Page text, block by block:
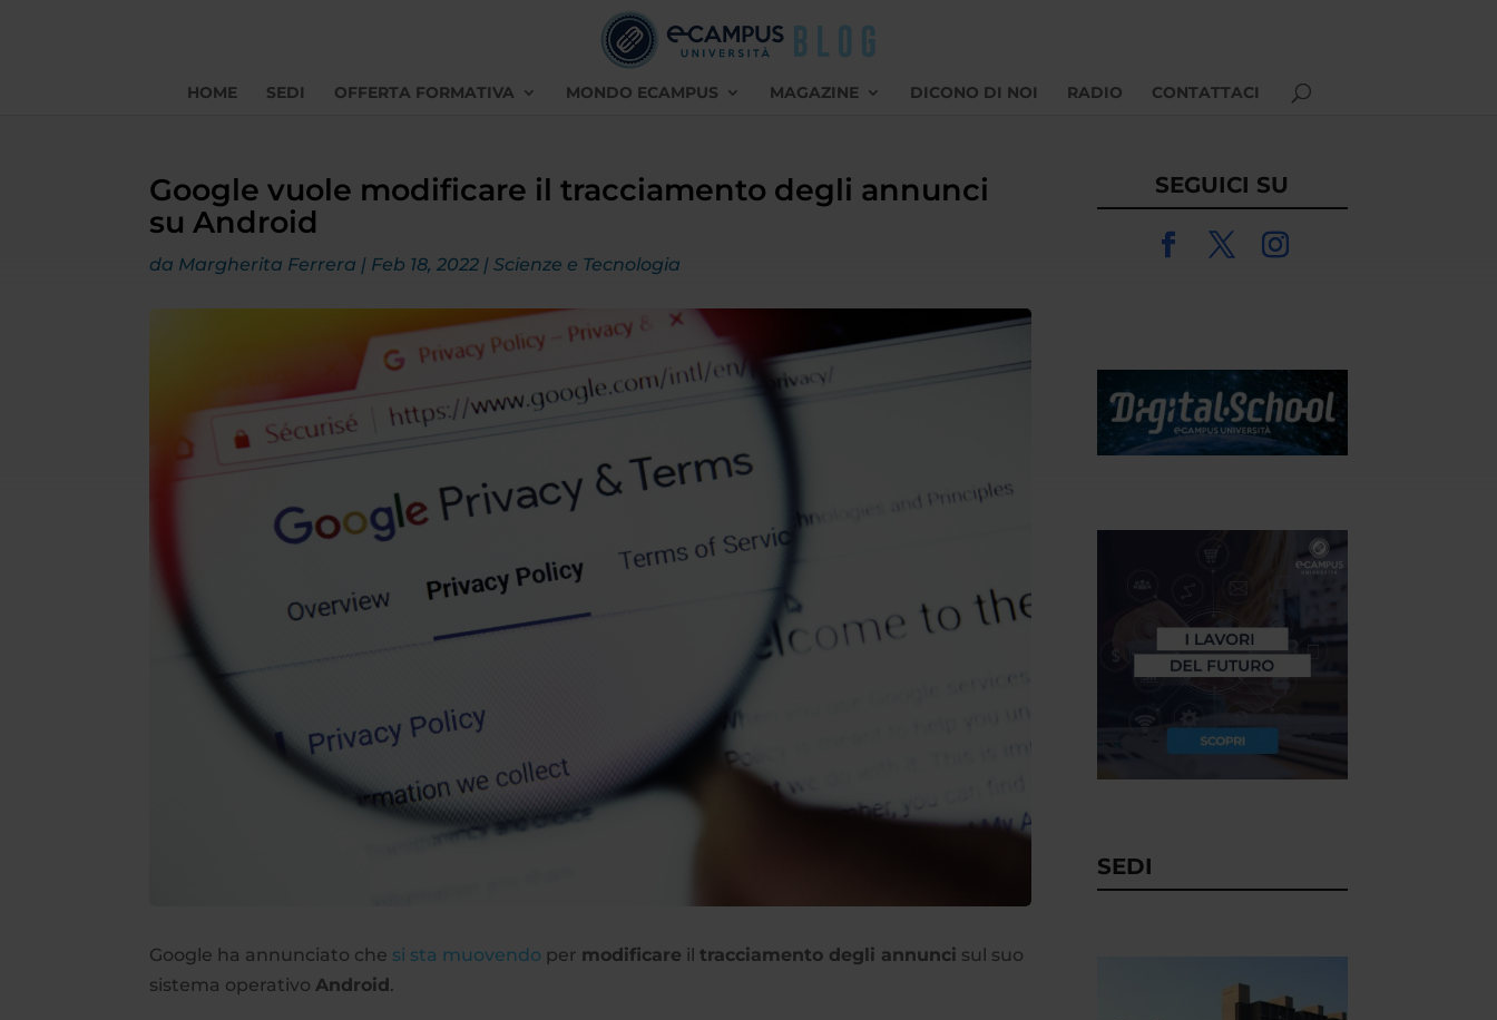
HOME SEDI OFFERTA FORMATIVA MONDO ECAMPUS MAGAZINE DICONO DI NOI RADIO CONTATTACI
Google vuole modificare il tracciamento degli annunci
su Android
da Margherita Ferrera | Feb 18, 2022 |Scienze e Tecnologia
Google ha annunciato che si sta muovendo per modificare iltracciamento degli annunci sul suo
sistema operativo Android.
SEGUICI SU
SEDI